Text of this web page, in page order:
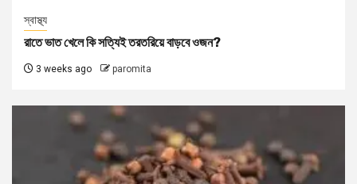
স্বাস্থ্য
রাতে ভাত খেলে কি সত্যিই তরতরিয়ে বাড়বে ওজন?
3 weeks ago paromita